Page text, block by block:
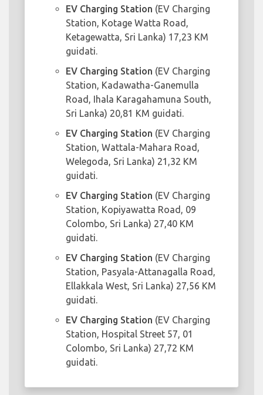
EV Charging Station (EV Charging
Station, Kotage Watta Road,
Ketagewatta, Sri Lanka) 17,23 KM
guidati.
EV Charging Station (EV Charging
Station, Kadawatha-Ganemulla
Road, Ihala Karagahamuna South,
Sri Lanka) 20,81 KM guidati.
EV Charging Station (EV Charging
Station, Wattala-Mahara Road,
Welegoda, Sri Lanka) 21,32 KM
guidati.
EV Charging Station (EV Charging
Station, Kopiyawatta Road, 09
Colombo, Sri Lanka) 27,40 KM
guidati.
EV Charging Station (EV Charging
Station, Pasyala-Attanagalla Road,
Ellakkala West, Sri Lanka) 27,56 KM
guidati.
EV Charging Station (EV Charging
Station, Hospital Street 57, 01
Colombo, Sri Lanka) 27,72 KM
guidati.